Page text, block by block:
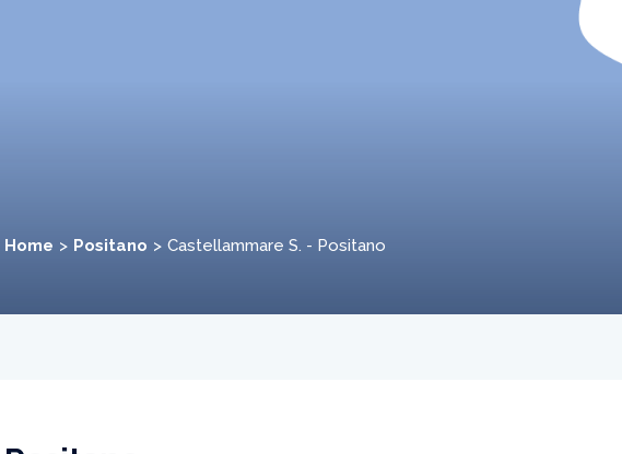
Home Positano Castellammare S. - Positano